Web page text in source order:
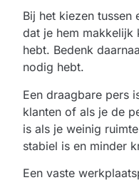
Bij het kiezen
dat je hem makkelijk
hebt. Bedenk
nodig hebt.
Een draagbare pers
klanten of als je de
is als je weinig
stabiel is en minder
Een vaste